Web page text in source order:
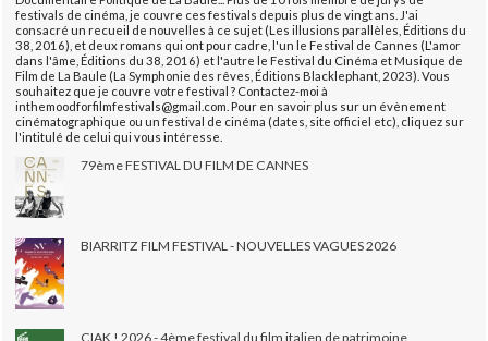
festivals de cinéma, je couvre ces festivals depuis plus de vingt ans. J'ai
consacré un recueil de nouvelles à ce sujet (Les illusions parallèles, Éditions du
38, 2016), et deux romans qui ont pour cadre, l'un le Festival de Cannes (L'amor
dans l'âme, Éditions du 38, 2016) et l'autre le Festival du Cinéma et Musique de
Film de La Baule (La Symphonie des rêves, Éditions Blacklephant, 2023). Vous
souhaitez que je couvre votre festival ? Contactez-moi à
inthemoodforfilmfestivals@gmail.com. Pour en savoir plus sur un évènement
cinématographique ou un festival de cinéma (dates, site officiel etc), cliquez sur
l'intitulé de celui qui vous intéresse.
79ème FESTIVAL DU FILM DE CANNES
BIARRITZ FILM FESTIVAL - NOUVELLES VAGUES 2026
CIAK ! 2026 - 4ème festival du film italien de patrimoine